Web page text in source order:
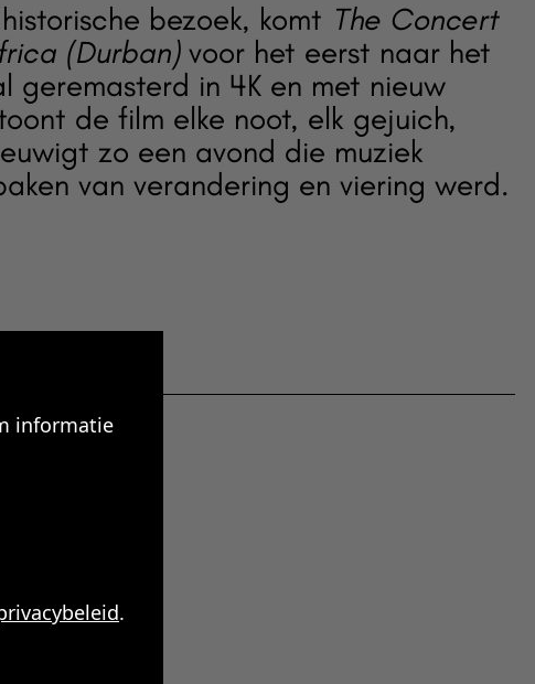
informatie
.
bezoek, komt The Concert
(Durban)voor het eerst naar het
geremasterd in 4K en met nieuw
de film elke noot, elk gejuich,
zo een avond die muziek
van verandering en viering werd.